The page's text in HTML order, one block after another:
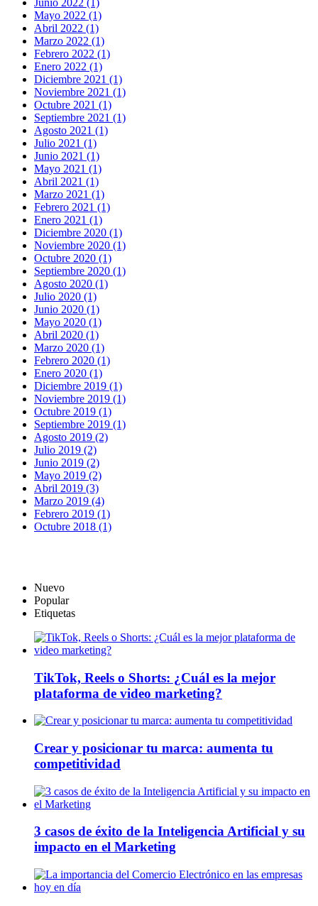
Mayo 2022 (1)
Abril 2022 (1)
Marzo 2022 (1)
Febrero 2022 (1)
Enero 2022 (1)
Diciembre 2021 (1)
Noviembre 2021 (1)
Octubre 2021 (1)
Septiembre 2021 (1)
Agosto 2021 (1)
Julio 2021 (1)
Junio 2021 (1)
Mayo 2021 (1)
Abril 2021 (1)
Marzo 2021 (1)
Febrero 2021 (1)
Enero 2021 (1)
Diciembre 2020 (1)
Noviembre 2020 (1)
Octubre 2020 (1)
Septiembre 2020 (1)
Agosto 2020 (1)
Julio 2020 (1)
Junio 2020 (1)
Mayo 2020 (1)
Abril 2020 (1)
Marzo 2020 (1)
Febrero 2020 (1)
Enero 2020 (1)
Diciembre 2019 (1)
Noviembre 2019 (1)
Octubre 2019 (1)
Septiembre 2019 (1)
Agosto 2019 (2)
Julio 2019 (2)
Junio 2019 (2)
Mayo 2019 (2)
Abril 2019 (3)
Marzo 2019 (4)
Febrero 2019 (1)
Octubre 2018 (1)
Nuevo
Popular
Etiquetas
TikTok, Reels o Shorts: ¿Cuál es la mejor
plataforma de video marketing?
Crear y posicionar tu marca: aumenta tu
competitividad
3 casos de éxito de la Inteligencia Artificial y su
impacto en el Marketing